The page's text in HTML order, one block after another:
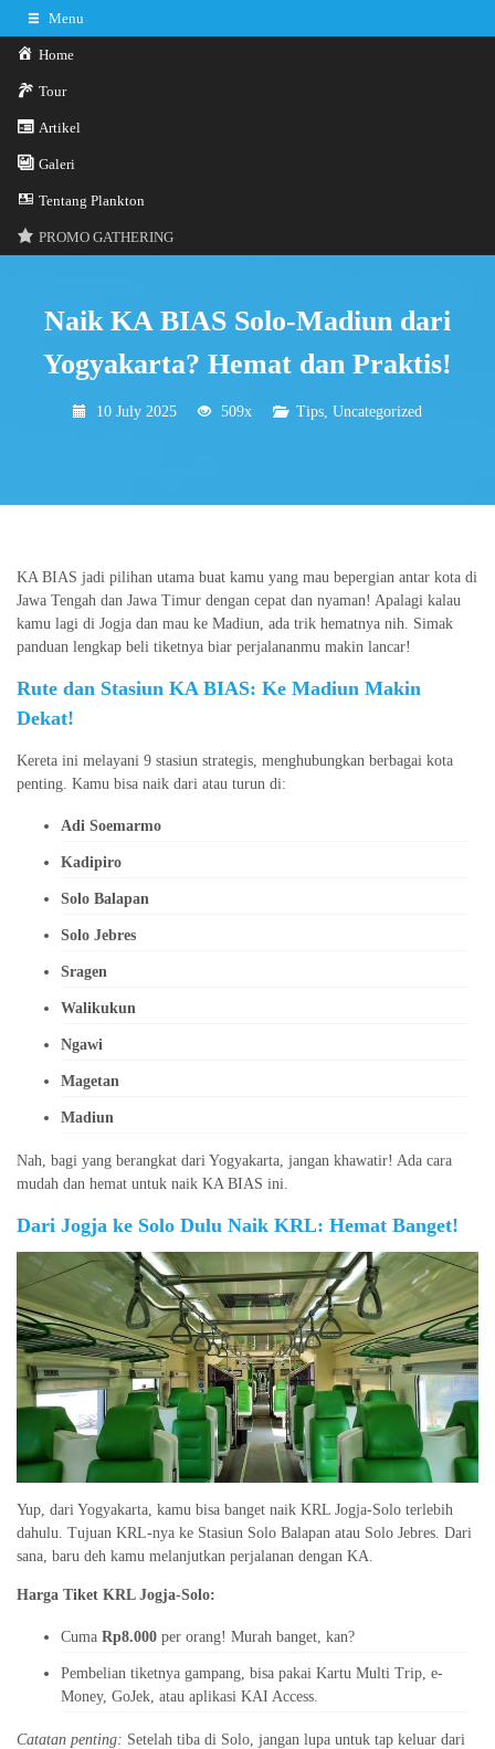
Menu
Home
Tour
Artikel
Galeri
Tentang Plankton
PROMO GATHERING
Naik KA BIAS Solo-Madiun dari
Yogyakarta? Hemat dan Praktis!
10 July 2025 509x Tips Uncategorized
KA BIAS jadi pilihan utama buat kamu yang mau bepergian antar kota di
Jawa Tengah dan Jawa Timur dengan cepat dan nyaman! Apalagi kalau
kamu lagi di Jogja dan mau ke Madiun, ada trik hematnya nih. Simak
panduan lengkap beli tiketnya biar perjalananmu makin lancar!
Rute dan Stasiun KA BIAS: Ke Madiun Makin
Dekat!
Kereta ini melayani 9 stasiun strategis, menghubungkan berbagai kota
penting. Kamu bisa naik dari atau turun di:
Adi Soemarmo
Kadipiro
Solo Balapan
Solo Jebres
Sragen
Walikukun
Ngawi
Magetan
Madiun
Nah, bagi yang berangkat dari Yogyakarta, jangan khawatir! Ada cara
mudah dan hemat untuk naik KA BIAS ini.
Dari Jogja ke Solo Dulu Naik KRL: Hemat Banget!
Yup, dari Yogyakarta, kamu bisa banget naik KRL Jogja-Solo terlebih
dahulu. Tujuan KRL-nya ke Stasiun Solo Balapan atau Solo Jebres. Dari
sana, baru deh kamu melanjutkan perjalanan dengan KA.
Harga Tiket KRL Jogja-Solo:
Cuma Rp8.000 per orang! Murah banget, kan?
Pembelian tiketnya gampang, bisa pakai Kartu Multi Trip, e-
Money, GoJek, atau aplikasi KAI Access.
Catatan penting: Setelah tiba di Solo, jangan lupa untuk tap keluar dari